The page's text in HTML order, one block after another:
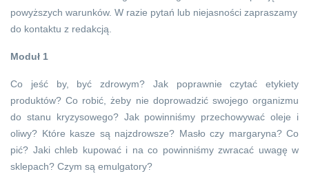
powyższych warunków. W razie pytań lub niejasności zapraszamy
do kontaktu z redakcją.
Moduł 1
Co jeść by, być zdrowym? Jak poprawnie czytać etykiety
produktów? Co robić, żeby nie doprowadzić swojego organizmu
do stanu kryzysowego? Jak powinniśmy przechowywać oleje i
oliwy? Które kasze są najzdrowsze? Masło czy margaryna? Co
pić? Jaki chleb kupować i na co powinniśmy zwracać uwagę w
sklepach? Czym są emulgatory?